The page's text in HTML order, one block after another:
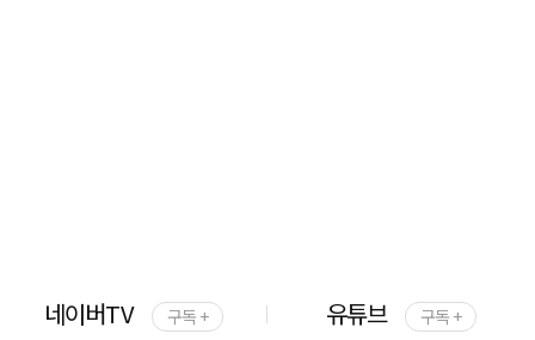
네이버TV 구독 + 유튜브 구독 +